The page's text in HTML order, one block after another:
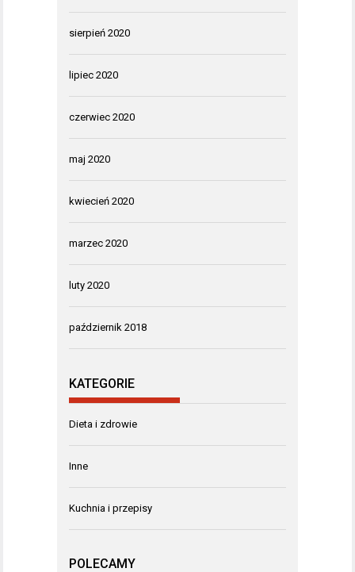
sierpień 2020
lipiec 2020
czerwiec 2020
maj 2020
kwiecień 2020
marzec 2020
luty 2020
październik 2018
KATEGORIE
Dieta i zdrowie
Inne
Kuchnia i przepisy
POLECAMY